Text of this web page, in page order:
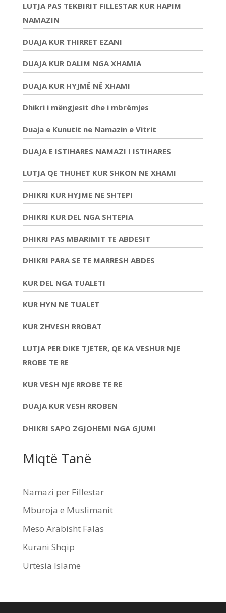
LUTJA PAS TEKBIRIT FILLESTAR KUR HAPIM
NAMAZIN
DUAJA KUR THIRRET EZANI
DUAJA KUR DALIM NGA XHAMIA
DUAJA KUR HYJMË NË XHAMI
Dhikri i mëngjesit dhe i mbrëmjes
Duaja e Kunutit ne Namazin e Vitrit
DUAJA E ISTIHARES NAMAZI I ISTIHARES
LUTJA QE THUHET KUR SHKON NE XHAMI
DHIKRI KUR HYJME NE SHTEPI
DHIKRI KUR DEL NGA SHTEPIA
DHIKRI PAS MBARIMIT TE ABDESIT
DHIKRI PARA SE TE MARRESH ABDES
KUR DEL NGA TUALETI
KUR HYN NE TUALET
KUR ZHVESH RROBAT
LUTJA PER DIKE TJETER, QE KA VESHUR NJE
RROBE TE RE
KUR VESH NJE RROBE TE RE
DUAJA KUR VESH RROBEN
DHIKRI SAPO ZGJOHEMI NGA GJUMI
Miqtë Tanë
Namazi per Fillestar
Mburoja e Muslimanit
Meso Arabisht Falas
Kurani Shqip
Urtësia Islame